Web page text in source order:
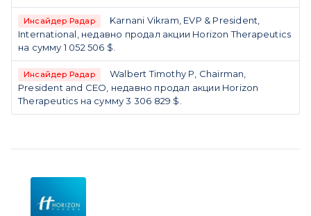
Инсайдер Радар
Karnani Vikram, EVP & President,
International, недавно продал акции Horizon Therapeutics
на сумму 1 052 506 $.
Инсайдер Радар
Walbert Timothy P, Chairman,
President and CEO, недавно продал акции Horizon
Therapeutics на сумму 3 306 829 $.